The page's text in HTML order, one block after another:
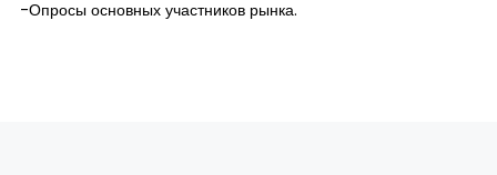
-Опросы основных участников рынка.